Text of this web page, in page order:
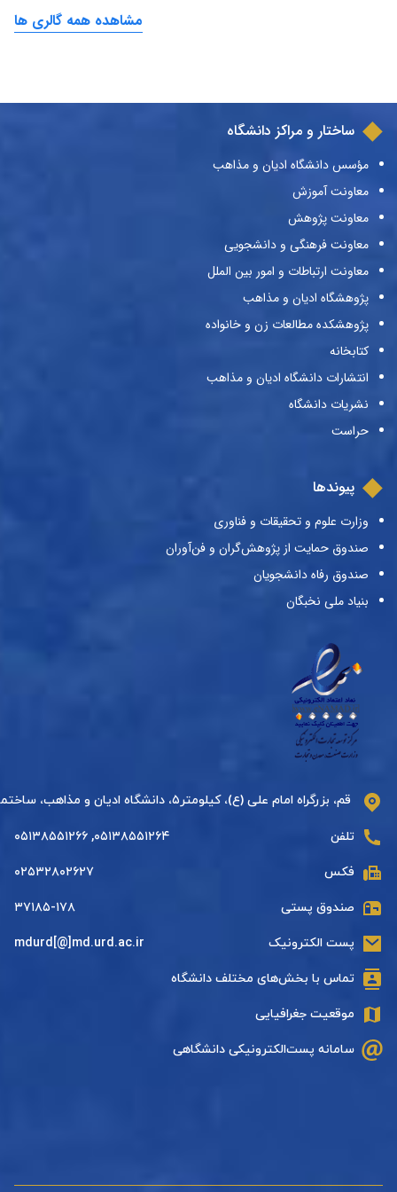
مشاهده همه گالری ها
ساختار و مراکز دانشگاه
مؤسس دانشگاه ادیان و مذاهب
معاونت آموزش
معاونت پژوهش
معاونت فرهنگی و دانشجویی
معاونت ارتباطات و امور بین الملل
پژوهشگاه ادیان و مذاهب
پژوهشکده مطالعات زن و خانواده
کتابخانه
انتشارات دانشگاه ادیان و مذاهب
نشریات دانشگاه
حراست
پیوندها
وزارت علوم و تحقیقات و فناوری
صندوق حمایت از پژوهش‌گران و فن‌آوران
صندوق رفاه دانشجویان
بنیاد ملی نخبگان
قم، بزرگراه امام علی (ع)، کیلومتر۵، دانشگاه ادیان و مذاهب، ساختمان دارالحدیث، طبقه دوم
تلفن ۰۵۱۳۸۵۵۱۲۶۴, ۰۵۱۳۸۵۵۱۲۶۶
فکس ۰۲۵۳۲۸۰۲۶۲۷
صندوق پستی ۳۷۱۸۵-۱۷۸
پست الکترونیک mdurd[@]md.urd.ac.ir
تماس با بخش‌های مختلف دانشگاه
موقعیت جغرافیایی
سامانه پست‌الکترونیکی دانشگاهی